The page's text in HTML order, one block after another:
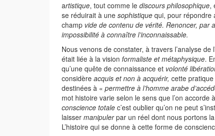
artistique, tout comme le discours philosophique,
se réduirait à une sophistique qui, pour répondre
champ vide de contenu de vérité. Renoncer, par
impossibilité à connaître l’inconnaissable.
Nous venons de constater, à travers l’analyse
était liée à la vision formaliste et métaphysique.
qu’une quête de connaissance et volonté
considère acquis et non à acquérir, cette
destinées à « permettre à l’homme arabe
mot histoire varie selon le sens que l’on
conscience totale c’est oublier qu’on ne peut
laisser manipulerpar un réel dont nous portons
L’histoire qui se donne à cette forme de